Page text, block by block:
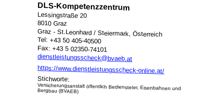
DLS-Kompetenzzentrum
Lessingstraße 20
8010 Graz
Graz - St.Leonhard / Steiermark, Österreich
Tel: +43 50 405-40500
Fax: +43 5 02350-74101
dienstleistungsscheck@bvaeb.at
https://www.dienstleistungsscheck-online.at/
Stichworte:
Versicherungsanstalt öffentlich Bediensteter, Eisenbahnen und
Bergbau (BVAEB)